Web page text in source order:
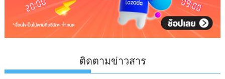
ติดตามข่าวสาร